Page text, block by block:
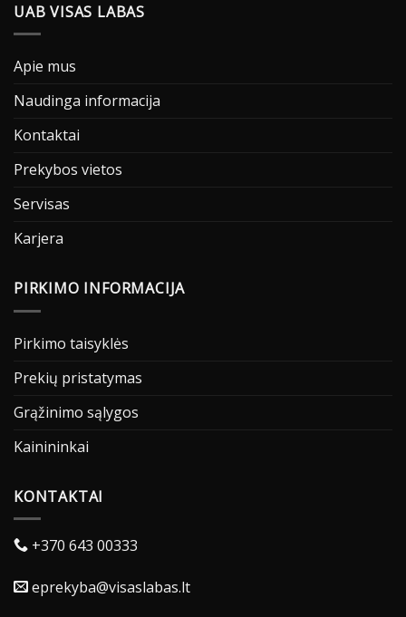
UAB VISAS LABAS
Apie mus
Naudinga informacija
Kontaktai
Prekybos vietos
Servisas
Karjera
PIRKIMO INFORMACIJA
Pirkimo taisyklės
Prekių pristatymas
Grąžinimo sąlygos
Kainininkai
KONTAKTAI
+370 643 00333
eprekyba@visaslabas.lt